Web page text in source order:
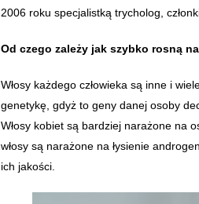
2006 roku specjalistką trycholog,
Od czego zależy jak szybko rosną
Włosy każdego człowieka są inne i
genetykę, gdyż to geny danej osoby
Włosy kobiet są bardziej narażone na
włosy są narażone na łysienie
ich jakości.